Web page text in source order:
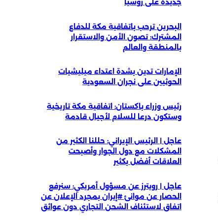
جديدة على روسيا
البحرين ترحب باتفاقية مكة للدفاع
المشترك: تصون الأمن والاستقرار
بالمنطقة والعالم
الإمارات تدين بشدة اعتداء ميليشيات
الحوثيين على نجران السعودية
رئيس وزراء باكستان: اتفاقية مكة تاريخية
وستكون درعا للسلام لأجيال قادمة
عاجل | الرئيس الإيراني: حللنا الكثير من
المشكلات مع دول الجوار وأصبحت
العلاقات أفضل بكثير
عاجل | رويترز عن مسؤول أمريكي: سنرفع
الحصار عن موانئ #إيران بمجرد الإعلان عن
اتفاق لاستئناف الشحن التجاري دون عوائق